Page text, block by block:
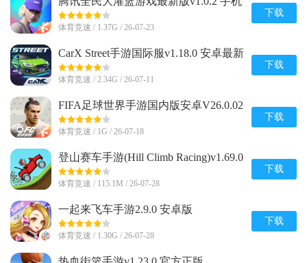
官方版
体育竞速 / 1.37G / 26-07-23
下载
CarX Street手游国际服v1.18.0 安卓最新
版
体育竞速 / 2.34G / 26-07-11
下载
FIFA足球世界手游国内版安卓V26.0.02
官方最新版
体育竞速 / 1G / 26-07-18
下载
登山赛车手游(Hill Climb Racing)v1.69.0
安卓正版
体育竞速 / 115.1M / 26-07-28
下载
一起来飞车手游2.9.0 安卓版
体育竞速 / 1.30G / 26-07-28
下载